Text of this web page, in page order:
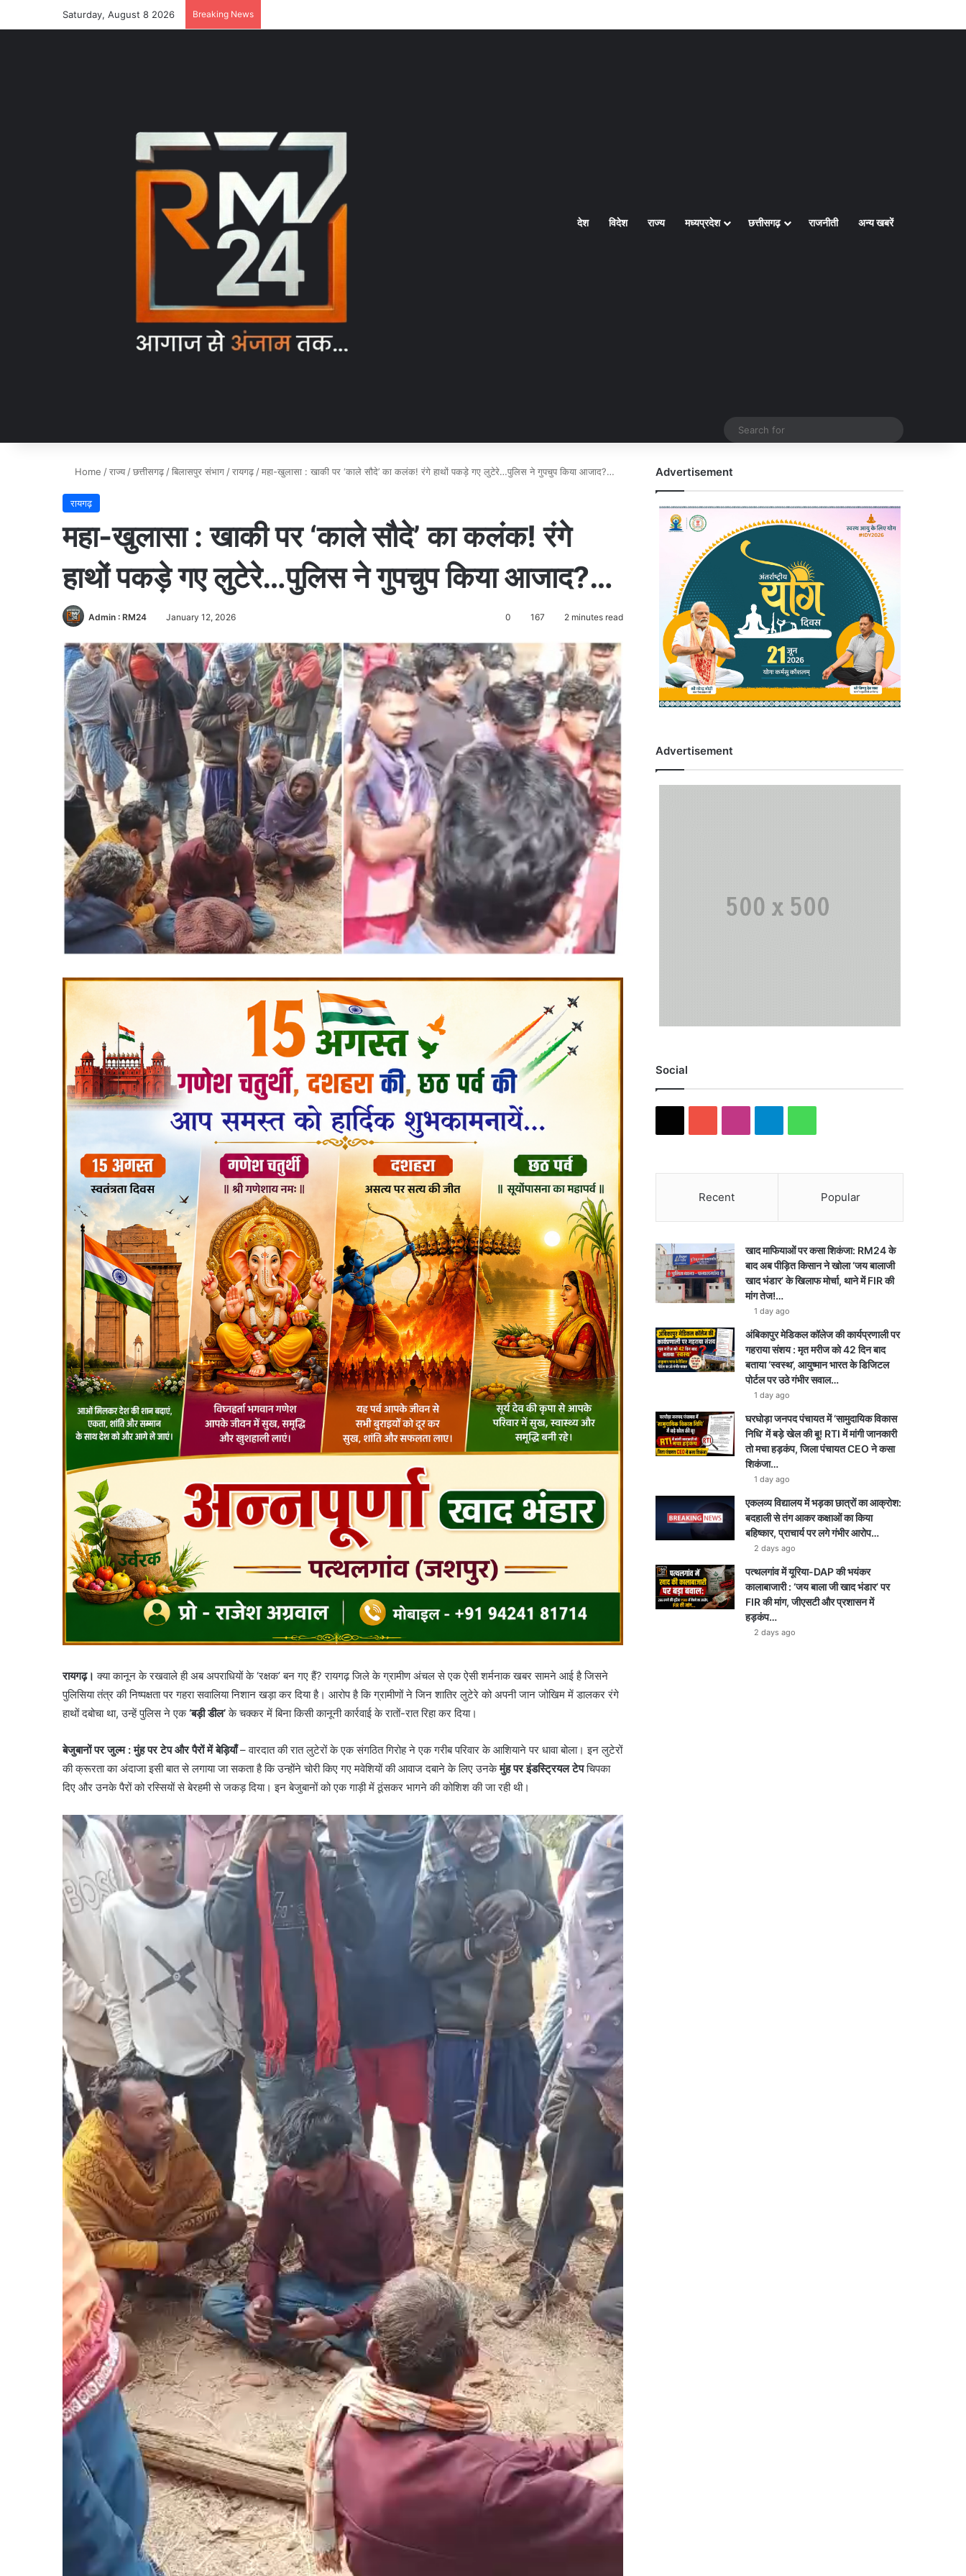
Saturday, August 8 2026 Breaking News
Homeदेश विदेश राज्य मध्यप्रदेश छत्तीसगढ़ राजनीती अन्य खबरें
Home /राज्य /छत्तीसगढ़ /बिलासपुर संभाग /रायगढ़ /महा-खुलासा : खाकी पर ‘काले सौदे’ का कलंक! रंगे हाथों पकड़े गए लुटेरे…पुलिस ने गुपचुप किया आजाद?…
रायगढ़
महा-खुलासा : खाकी पर ‘काले सौदे’ का कलंक! रंगे
हाथों पकड़े गए लुटेरे…पुलिस ने गुपचुप किया आजाद?…
Admin : RM24 January 12, 2026 0 167 2 minutes read
रायगढ़। क्या कानून के रखवाले ही अब अपराधियों के ‘रक्षक’ बन गए हैं? रायगढ़ जिले के ग्रामीण अंचल से एक ऐसी शर्मनाक खबर सामने आई है जिसने
पुलिसिया तंत्र की निष्पक्षता पर गहरा सवालिया निशान खड़ा कर दिया है। आरोप है कि ग्रामीणों ने जिन शातिर लुटेरे को अपनी जान जोखिम में डालकर रंगे
हाथों दबोचा था, उन्हें पुलिस ने एक‘बड़ी डील’के चक्कर में बिना किसी कानूनी कार्रवाई के रातों-रात रिहा कर दिया।
बेजुबानों पर जुल्म : मुंह पर टेप और पैरों में बेड़ियाँ– वारदात की रात लुटेरों के एक संगठित गिरोह ने एक गरीब परिवार के आशियाने पर धावा बोला। इन लुटेरों
की क्रूरता का अंदाजा इसी बात से लगाया जा सकता है कि उन्होंने चोरी किए गए मवेशियों की आवाज दबाने के लिए उनकेमुंह पर इंडस्ट्रियल टेपचिपका
दिए और उनके पैरों को रस्सियों से बेरहमी से जकड़ दिया। इन बेजुबानों को एक गाड़ी में ठूंसकर भागने की कोशिश की जा रही थी।
Advertisement
Advertisement
Social
Recent Popular
खाद माफियाओं पर कसा शिकंजा: RM24 के
बाद अब पीड़ित किसान ने खोला ‘जय बालाजी
खाद भंडार’ के खिलाफ मोर्चा, थाने में FIR की
मांग तेज!…
1 day ago
अंबिकापुर मेडिकल कॉलेज की कार्यप्रणाली पर
गहराया संशय : मृत मरीज को 42 दिन बाद
बताया ‘स्वस्थ’, आयुष्मान भारत के डिजिटल
पोर्टल पर उठे गंभीर सवाल…
1 day ago
घरघोड़ा जनपद पंचायत में ‘सामुदायिक विकास
निधि’ में बड़े खेल की बू! RTI में मांगी जानकारी
तो मचा हड़कंप, जिला पंचायत CEO ने कसा
शिकंजा…
1 day ago
एकलव्य विद्यालय में भड़का छात्रों का आक्रोश:
बदहाली से तंग आकर कक्षाओं का किया
बहिष्कार, प्राचार्य पर लगे गंभीर आरोप…
2 days ago
पत्थलगांव में यूरिया-DAP की भयंकर
कालाबाजारी : ‘जय बाला जी खाद भंडार’ पर
FIR की मांग, जीएसटी और प्रशासन में
हड़कंप…
2 days ago